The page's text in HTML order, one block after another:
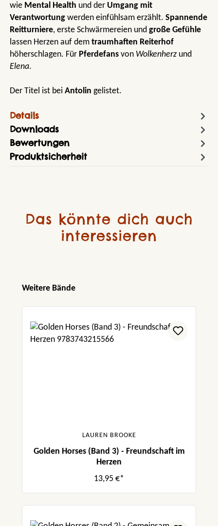
wie Mental Health und der Umgang mit
Verantwortung werden einfühlsam erzählt. Spannende
Reitturniere, erste Schwärmereien und große Gefühle
lassen Herzen auf dem traumhaften Reiterhof
höherschlagen. Für Pferdefans von Wolkenherz und
Elena.
Der Titel ist bei Antolin gelistet.
Details
Downloads
Bewertungen
Produktsicherheit
Das könnte dich auch
interessieren
Produktgalerie überspringen
Weitere Bände
LAUREN BROOKE
Golden Horses (Band 3) - Freundschaft im
Herzen
13,95 €*